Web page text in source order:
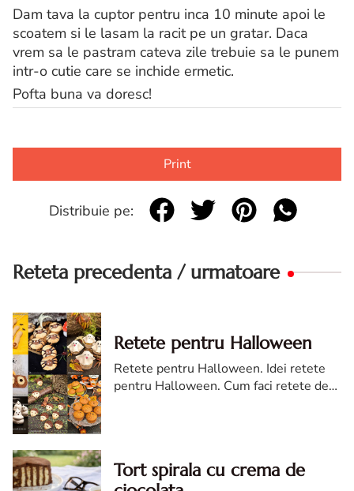
Dam tava la cuptor pentru inca 10 minute apoi le
scoatem si le lasam la racit pe un gratar. Daca
vrem sa le pastram cateva zile trebuie sa le punem
intr-o cutie care se inchide ermetic.
Pofta buna va doresc!
Print
Distribuie pe:
Reteta precedenta / urmatoare
Retete pentru Halloween
Retete pentru Halloween. Idei retete
pentru Halloween. Cum faci retete de
Tort spirala cu crema de